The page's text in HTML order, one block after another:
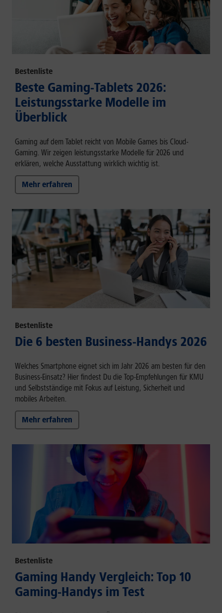
Bestenliste
Beste Gaming-Tablets 2026:
Leistungsstarke Modelle im
Überblick
Gaming auf dem Tablet reicht von Mobile Games bis Cloud-
Gaming. Wir zeigen leistungsstarke Modelle für 2026 und
erklären, welche Ausstattung wirklich wichtig ist.
Mehr erfahren
Bestenliste
Die 6 besten Business-Handys 2026
Welches Smartphone eignet sich im Jahr 2026 am besten für den
Business-Einsatz? Hier findest Du die Top-Empfehlungen für KMU
und Selbstständige mit Fokus auf Leistung, Sicherheit und
mobiles Arbeiten.
Mehr erfahren
Bestenliste
Gaming Handy Vergleich: Top 10
Gaming-Handys im Test